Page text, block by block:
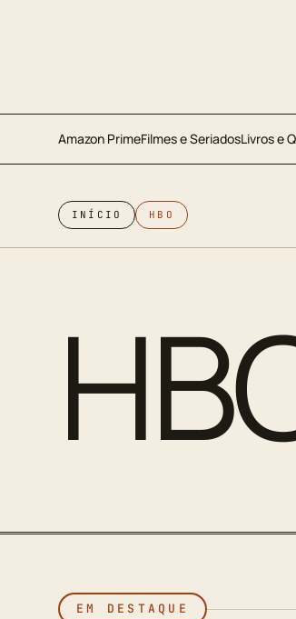
Amazon PrimeFilmes e SeriadosLivros e
INÍCIO HBO
EM DESTAQUE